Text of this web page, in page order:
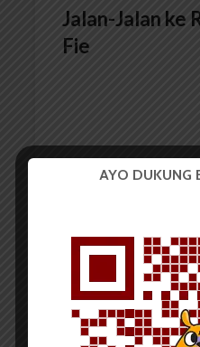
Jalan-Jalan ke
Fie
PUISI
AYO DUKUNG